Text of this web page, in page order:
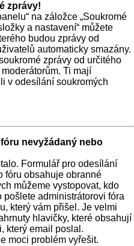
zprávy!
na záložce „Soukromé
a nastavení“ můžete
budou zprávy od
automaticky smazány.
zprávy od určitého
Ti mají
v odesílání soukromých
nevyžádaný nebo
Formulář pro odesílání
fóru obsahuje obranné
můžeme vystopovat, kdo
pošlete administrátorovi fóra
který vám přišel. Je velmi
hlavičky, které obsahují
který email poslal.
moci problém vyřešit.